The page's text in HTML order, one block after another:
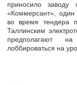
приносило
«Коммерсант»,
во время тендера
Таллинским
предполагают
лоббироваться на